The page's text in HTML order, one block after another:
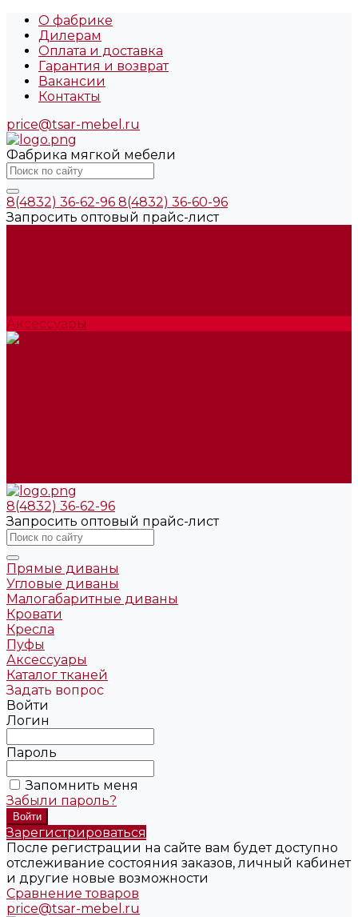
О фабрике
Дилерам
Оплата и доставка
Гарантия и возврат
Вакансии
Контакты
price@tsar-mebel.ru
Фабрика мягкой мебели
8(4832) 36-62-96 8(4832) 36-60-96
Запросить оптовый прайс-лист
Аксессуары
8(4832) 36-62-96
Запросить оптовый прайс-лист
Прямые диваны
Угловые диваны
Малогабаритные диваны
Кровати
Кресла
Пуфы
Аксессуары
Каталог тканей
Задать вопрос
Войти
Логин
Пароль
Запомнить меня
Забыли пароль?
Зарегистрироваться
После регистрации на сайте вам будет доступно
отслеживание состояния заказов, личный кабинет
и другие новые возможности
Сравнение товаров
price@tsar-mebel.ru